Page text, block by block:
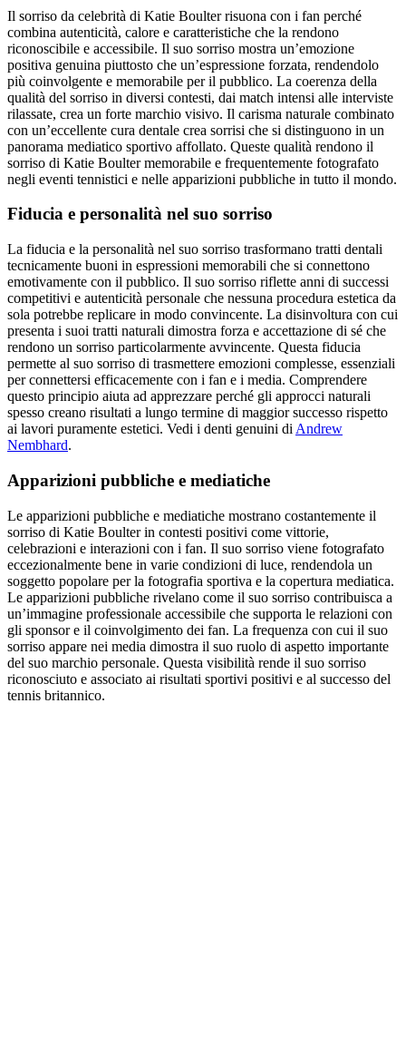
Il sorriso da celebrità di Katie Boulter risuona con i fan perché
combina autenticità, calore e caratteristiche che la rendono
riconoscibile e accessibile. Il suo sorriso mostra un’emozione
positiva genuina piuttosto che un’espressione forzata, rendendolo
più coinvolgente e memorabile per il pubblico. La coerenza della
qualità del sorriso in diversi contesti, dai match intensi alle interviste
rilassate, crea un forte marchio visivo. Il carisma naturale combinato
con un’eccellente cura dentale crea sorrisi che si distinguono in un
panorama mediatico sportivo affollato. Queste qualità rendono il
sorriso di Katie Boulter memorabile e frequentemente fotografato
negli eventi tennistici e nelle apparizioni pubbliche in tutto il mondo.
Fiducia e personalità nel suo sorriso
La fiducia e la personalità nel suo sorriso trasformano tratti dentali
tecnicamente buoni in espressioni memorabili che si connettono
emotivamente con il pubblico. Il suo sorriso riflette anni di successi
competitivi e autenticità personale che nessuna procedura estetica da
sola potrebbe replicare in modo convincente. La disinvoltura con cui
presenta i suoi tratti naturali dimostra forza e accettazione di sé che
rendono un sorriso particolarmente avvincente. Questa fiducia
permette al suo sorriso di trasmettere emozioni complesse, essenziali
per connettersi efficacemente con i fan e i media. Comprendere
questo principio aiuta ad apprezzare perché gli approcci naturali
spesso creano risultati a lungo termine di maggior successo rispetto
ai lavori puramente estetici. Vedi i denti genuini di Andrew
Nembhard.
Apparizioni pubbliche e mediatiche
Le apparizioni pubbliche e mediatiche mostrano costantemente il
sorriso di Katie Boulter in contesti positivi come vittorie,
celebrazioni e interazioni con i fan. Il suo sorriso viene fotografato
eccezionalmente bene in varie condizioni di luce, rendendola un
soggetto popolare per la fotografia sportiva e la copertura mediatica.
Le apparizioni pubbliche rivelano come il suo sorriso contribuisca a
un’immagine professionale accessibile che supporta le relazioni con
gli sponsor e il coinvolgimento dei fan. La frequenza con cui il suo
sorriso appare nei media dimostra il suo ruolo di aspetto importante
del suo marchio personale. Questa visibilità rende il suo sorriso
riconosciuto e associato ai risultati sportivi positivi e al successo del
tennis britannico.